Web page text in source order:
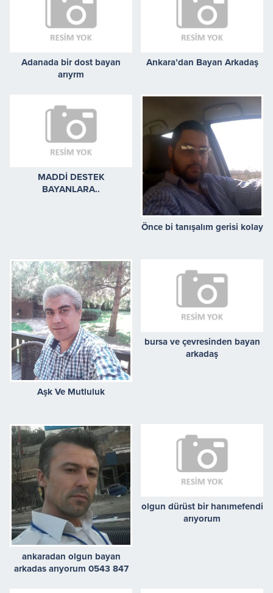
Adanada bir dost bayan
arıyrm
Ankara’dan Bayan Arkadaş
MADDİ DESTEK
BAYANLARA..
Önce bi tanışalım gerisi kolay
Aşk Ve Mutluluk
bursa ve çevresinden bayan
arkadaş
ankaradan olgun bayan
arkadas arıyorum 0543 847
olgun dürüst bir hanımefendi
arıyorum